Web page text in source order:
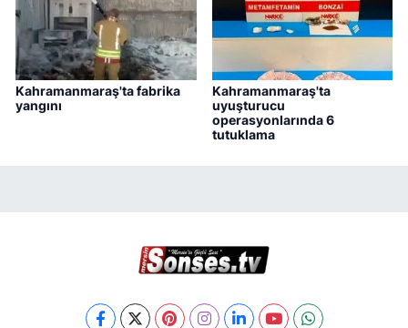
Kahramanmaraş'ta fabrika
yangını
Kahramanmaraş'ta
uyuşturucu
operasyonlarında 6
tutuklama